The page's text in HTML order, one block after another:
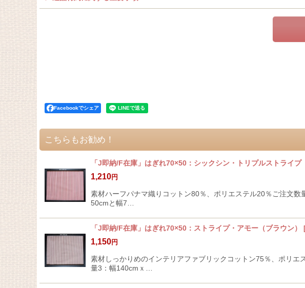
Facebookでシェア
こちらもお勧め！
「J即納/F在庫」はぎれ70×50：シックシン・トリプルストライプ
1,210円
素材ハーフパナマ織りコットン80％、ポリエステル20％ご注文
50cmと幅7…
「J即納/F在庫」はぎれ70×50：ストライプ・アモー（ブラウン）
1,150円
素材しっかりめのインテリアファブリックコットン75％、ポリ
量3：幅140cmｘ…